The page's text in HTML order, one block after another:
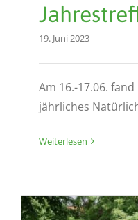
19. Juni 2023
Am 16.-17.06.
jährliches
Weiterlesen